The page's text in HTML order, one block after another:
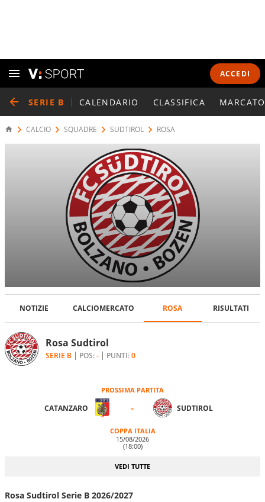
ACCEDI
SERIE B CALENDARIO CLASSIFICA
CALCIO SQUADRE SUDTIROL ROSA
Rosa Sudtirol
SERIE B POS:- PUNTI:0
NOTIZIE CALCIOMERCATO ROSA RISULTATI
PROSSIMA PARTITA
CATANZARO - SUDTIROL
COPPA ITALIA
15/08/2026
(18:00)
VEDI TUTTE
Rosa Sudtirol Serie B 2026/2027